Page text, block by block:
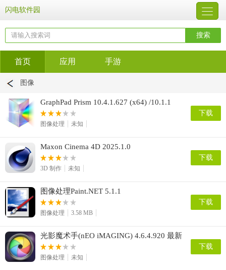
闪电软件园
首页 应用 手游
图像
GraphPad Prism 10.4.1.627 (x64) /10.1.1
mac(医学绘图软件)
图像处理 未知
下载
Maxon Cinema 4D 2025.1.0
3D 制作 未知
下载
图像处理Paint.NET 5.1.1
图像处理 3.58 MB
下载
光影魔术手(nEO iMAGING) 4.6.4.920 最新
版 去广告版
图像处理 未知
下载